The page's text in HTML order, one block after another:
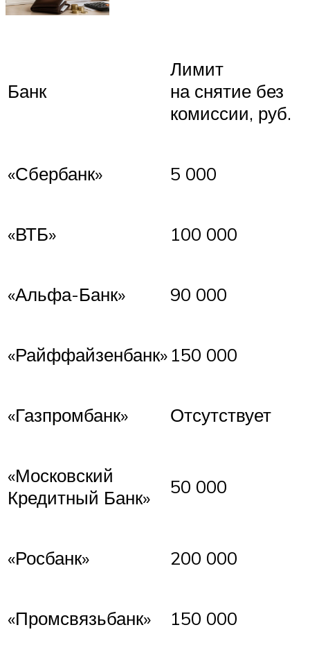
Банк
Лимит
на снятие без
комиссии, руб.
«Сбербанк» 5 000
«ВТБ» 100 000
«Альфа-Банк» 90 000
«Райффайзенбанк» 150 000
«Газпромбанк» Отсутствует
«Московский
Кредитный Банк»
50 000
«Росбанк» 200 000
«Промсвязьбанк» 150 000